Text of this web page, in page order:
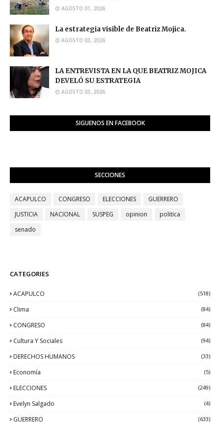
AGOSTO 01, 2026
La estrategia visible de Beatriz Mojica.
AGOSTO 03, 2026
LA ENTREVISTA EN LA QUE BEATRIZ MOJICA
DEVELÓ SU ESTRATEGIA
AGOSTO 03, 2026
SIGUENOS EN FACEBOOK
SECCIONES
ACAPULCO CONGRESO ELECCIONES
GUERRERO
JUSTICIA
NACIONAL SUSPEG opinion
politica
senado
CATEGORIES
ACAPULCO (518)
Clima (84)
CONGRESO (84)
Cultura Y Sociales (94)
DERECHOS HUMANOS (33)
Economía (5)
ELECCIONES (249)
Evelyn Salgado (4)
GUERRERO (633)